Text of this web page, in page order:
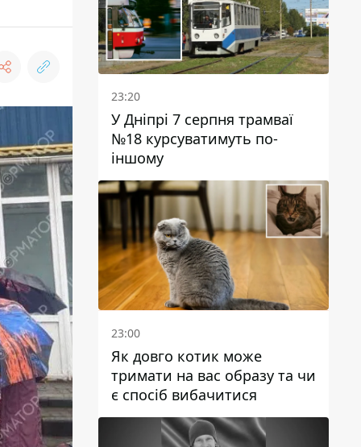
23:20
У Дніпрі 7 серпня трамваї
№18 курсуватимуть по-
іншому
23:00
Як довго котик може
тримати на вас образу та чи
є спосіб вибачитися